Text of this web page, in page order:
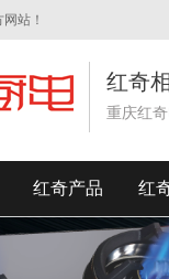
站！
红奇
重庆红
红奇产品 红